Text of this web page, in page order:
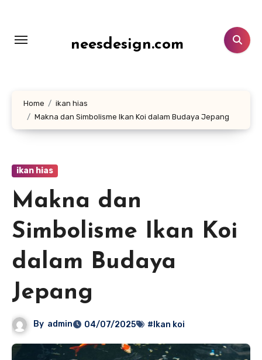
konten
neesdesign.com
Home
ikan hias
Makna dan Simbolisme Ikan Koi dalam Budaya Jepang
ikan hias
Makna dan
Simbolisme Ikan Koi
dalam Budaya
Jepang
By admin 04/07/2025 #Ikan koi